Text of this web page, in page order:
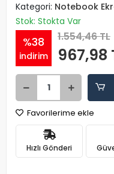
Kategori: Notebook
Stok: Stokta Var
%38
indirim
1.554,46 TL
967,98
Favorilerime ekle
Hızlı Gönderi